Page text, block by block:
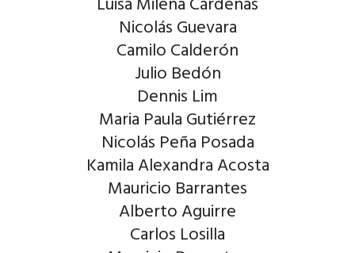
Nicolás Guevara
Camilo Calderón
Julio Bedón
Dennis Lim
Maria Paula Gutiérrez
Nicolás Peña Posada
Kamila Alexandra Acosta
Mauricio Barrantes
Alberto Aguirre
Carlos Losilla